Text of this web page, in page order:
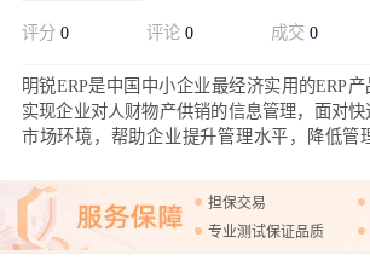
评分 0 评论 0 成交 0
明锐ERP是中国中小企业最经济实用的ERP
实现企业对人财物产供销的信息管理，面对
市场环境，帮助企业提升管理水平，降低管
担保交易
专业测试保证品质